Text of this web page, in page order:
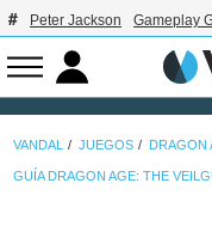
Peter Jackson Gameplay
VANDAL JUEGOS DRAGON
GUÍA DRAGON AGE: THE